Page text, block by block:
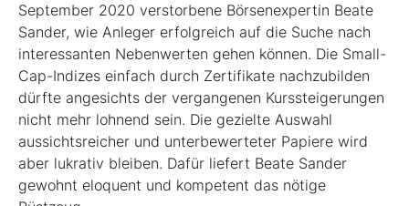
September 2020 verstorbene Börsenexpertin Beate
Sander, wie Anleger erfolgreich auf die Suche nach
interessanten Nebenwerten gehen können. Die Small-
Cap-Indizes einfach durch Zertifikate nachzubilden
dürfte angesichts der vergangenen Kurssteiger­ungen
nicht mehr lohnend sein. Die gezielte Auswahl
aussichtsreicher und unterbewerteter Papiere wird
aber lukrativ bleiben. Dafür liefert Beate Sander
gewohnt eloquent und kompetent das nötige